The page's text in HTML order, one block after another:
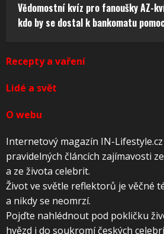
Vědomostní kvíz pro fanoušky AZ-
kdo by se dostal k bankomatu
Recepty a vaření
Lidé a svět
O webu
Internetový magazín IN-
pravidelných článcích zajímavosti
a ze života celebrit.
Život ve světle reflektorů je věčné
a nikdy se neomrzí.
Pojďte nahlédnout pod pokličku
hvězd i do soukromí českých